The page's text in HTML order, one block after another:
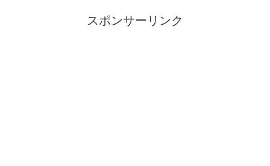
スポンサーリンク